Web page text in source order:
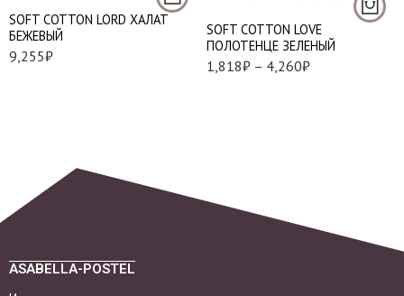
SOFT СOTTON LORD ХАЛАТ
БЕЖЕВЫЙ
9,255₽
SOFT СOTTON LOVE
ПОЛОТЕНЦЕ ЗЕЛЕНЫЙ
1,818₽ – 4,260₽
ASABELLA-POSTEL